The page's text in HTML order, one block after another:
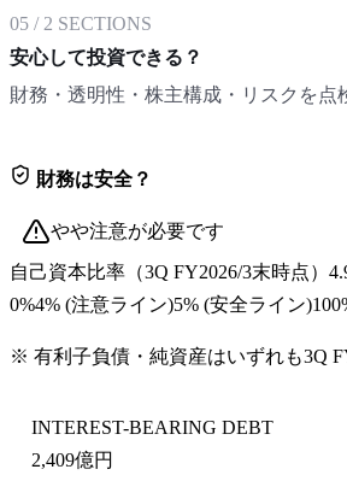
05 / 2 SECTIONS
安心して投資できる？
財務・透明性・株主構成・リスクを点
財務は安全？
やや注意が必要です
自己資本比率 （3Q FY2026/3末時点）
0%4% (注意ライン)5% (安全ライン)
※ 有利子負債・純資産はいずれも3Q
INTEREST-BEARING DEBT
2,409億円